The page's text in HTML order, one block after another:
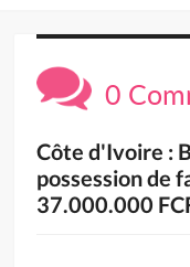
0
Côte d'Ivoire :
possession de
37.000.000